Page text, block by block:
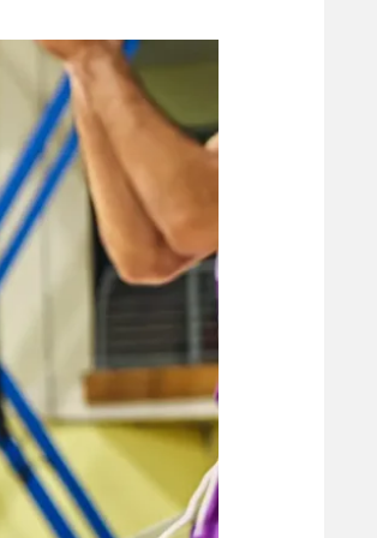
תקנון משתתפים וזוכים בפרסים
תקנון עבור פעילות אלקטרה
תקנון עבור פעילות ספורט 1 – "מרלן"
טניס
תנאי שימוש
מדיניות פרטיות
תקנון פעילות ספורט 1
רשיון להקרנה פומבית לבית עסק
הצטרפות לחבילת הערוצים
לוח דרושים – ג'ובנט
תגיות